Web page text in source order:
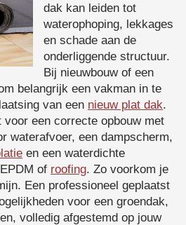
dak kan leiden tot
waterophoping, lekkages
en schade aan de
onderliggende structuur.
Bij nieuwbouw of een
belangrijk een vakman in te
van een nieuw plat dak.
een correcte opbouw met
waterafvoer, een dampscherm,
en een waterdichte
of roofing. Zo voorkom je
Een professioneel geplaatst
voor een groendak,
volledig afgestemd op jouw